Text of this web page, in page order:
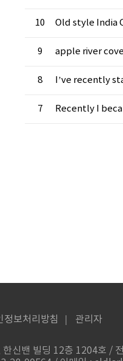
10 Old style India
9 apple river
8 I’ve recently
7 Recently I
정보처리방침 관리자
한신밴 빌딩 12층 1204호 /